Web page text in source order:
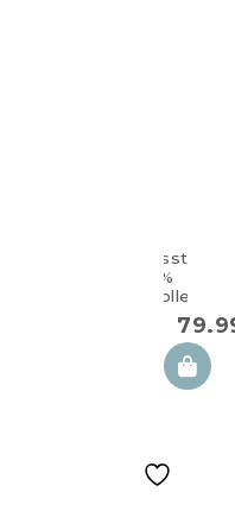
aus 100%
Baumwolle